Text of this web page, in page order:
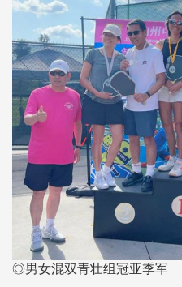
◎男女混双青壮组冠亚季军